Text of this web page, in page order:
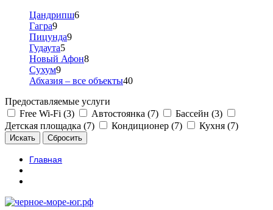
Цандрипш6
Гагра9
Пицунда9
Гудаута5
Новый Афон8
Сухум9
Абхазия – все объекты40
Предоставляемые услуги
Free Wi-Fi (3)
Автостоянка (7)
Бассейн (3)
Детская площадка (7)
Кондиционер (7) Кухня (7)
Главная